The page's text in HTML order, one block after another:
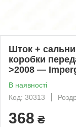
Шток +
коробки
>2008 —
В наявності
Код: 30313
368 ₴